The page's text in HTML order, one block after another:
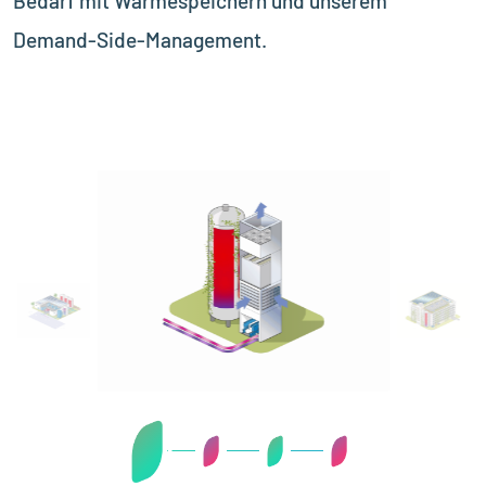
Demand-Side-Management.